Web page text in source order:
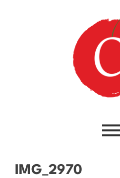
IMG_2970